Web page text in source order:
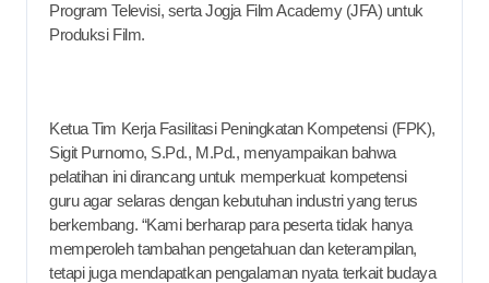
Program Televisi, serta Jogja Film Academy (JFA) untuk
Produksi Film.
Ketua Tim Kerja Fasilitasi Peningkatan Kompetensi (FPK),
Sigit Purnomo, S.Pd., M.Pd., menyampaikan bahwa
pelatihan ini dirancang untuk memperkuat kompetensi
guru agar selaras dengan kebutuhan industri yang terus
berkembang. “Kami berharap para peserta tidak hanya
memperoleh tambahan pengetahuan dan keterampilan,
tetapi juga mendapatkan pengalaman nyata terkait budaya